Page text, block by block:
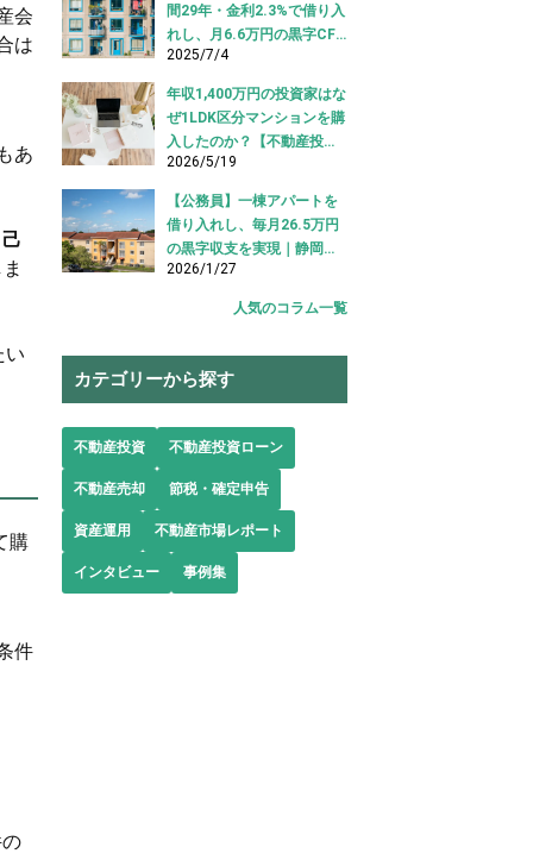
会
は
あ
い
購
件
間29年・金利2.3%で借り入
れし、月6.6万円の黒字CF
を実現【不動産投資ロー
ン】
2025/7/4
年収1,400万円の投資家はな
ぜ1LDK区分マンションを購
入したのか？【不動産投資
購入事例】
2026/5/19
【公務員】一棟アパートを
借り入れし、毎月26.5万円
の黒字収支を実現｜静岡県
【アパートローン 借り入れ
2026/1/27
人気のコラム一覧
カテゴリーから探す
不動産投資 不動産投資ローン
不動産売却 節税・確定申告
資産運用 不動産市場レポート
インタビュー 事例集